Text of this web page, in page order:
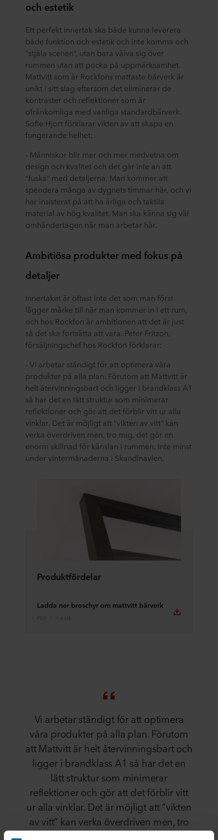
och estetik
Ett perfekt innertak ska både kunna leverera
både funktion och estetik och inte komma och
”stjäla scenen”, utan bara välva sig över
rummen utan att pocka på uppmärksamhet.
Mattvitt som är Rockfons mattaste bärverk är
unikt i sitt slag eftersom det eliminerar de
kontraster och reflektioner som är
ofrånkomliga med vanliga standardbärverk.
Sofie Hjort förklarar vikten av att skapa en
fungerande helhet:
- Människor blir mer och mer medvetna om
design och kvalitet och det går inte an att
”fuska” med detaljerna. Man kommer att
spendera många av dygnets timmar här, och vi
har insisterat på att ha ärliga och taktila
material av hög kvalitet. Man ska känna sig väl
omhändertagen när man arbetar här.
Ambitiösa produkter med fokus på
detaljer
Innertaket är oftast inte det som man först
lägger märke till när man kommer in i ett rum,
och hos Rockfon är ambitionen att det är just
så det ska fortsätta att vara. Peter Fritzon,
försäljningschef hos Rockfon förklarar:
- Vi arbetar ständigt för att optimera våra
produkter på alla plan. Förutom att Mattvitt är
helt återvinningsbart och ligger i brandklass A1
så har det en lätt struktur som minimerar
reflektioner och gör att det förblir vitt ur alla
vinklar. Det är möjligt att ”vikten av vitt” kan
verka överdriven men, tro mig, det gör en
enorm skillnad för känslan i rummen. Inte minst
under vintermånaderna i Skandinavien.
Produktfördelar
Ladda ner broschyr om mattvitt bärverk
PDF 1.4 MB
Vi arbetar ständigt för att optimera
våra produkter på alla plan. Förutom
att Mattvitt är helt återvinningsbart och
ligger i brandklass A1 så har det en
lätt struktur som minimerar
reflektioner och gör att det förblir vitt
ur alla vinklar. Det är möjligt att ”vikten
av vitt” kan verka överdriven men, tro
mig, det gör en enorm skillnad för